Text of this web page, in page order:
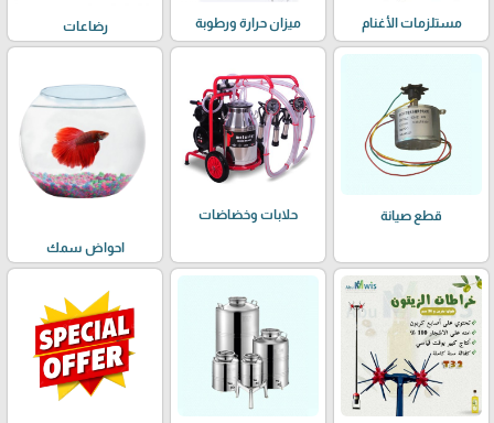
مستلزمات الأغنام ميزان حرارة ورطوبة رضاعات
قطع صيانة حلابات وخضاضات
احواض سمك